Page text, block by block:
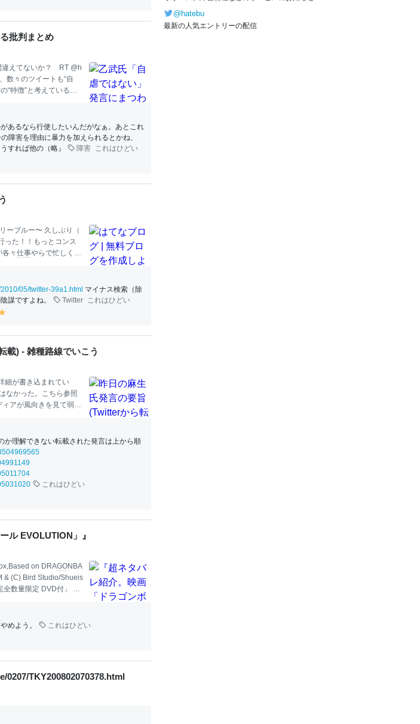
批判まとめ
違えてないか？ RT @h
数々のツイートも“自
“特徴”と考えている。
井田英登 @Hideto
て、己を客観視する言
乖離で、ユーモアを生
ら面白い。「自嘲」は
言いたいのは「自虐」
あるなら行使したいんだがなぁ。あとこれ
障害を理由に暴力を加えられるとかね、
すれば他の（略』
障害 これはひどい
ーブルー〜 久しぶり（
った！！もっとコンス
々仕事やらで忙しく
っ…
05/twitter-39a1.html マイナス検索（除
謀ですよね。
Twitter これはひどい
載) - 雑種路線でいこう
細が書き込まれてい
なかった。こちら参照
アが風向きを見て弱っ
のであればなおさら早
流すべきではないか。
にどうなのか悩むとこ
と思しき
摘した部分が逆転して
捉えていたことにな
か理解できない転載された発言は上から順
これはひどい
ル EVOLUTION」』
on DRAGONBA
& (C) Bird Studio/Shueis
数量限定 DVD付」 ■D
今頃どんな気持ちで
全ネタバレで紹介して
劇場に足を運ぶまで一
めよう。
これはひどい
TKY200802070378.html
@hatebu
最新の人気エントリーの配信